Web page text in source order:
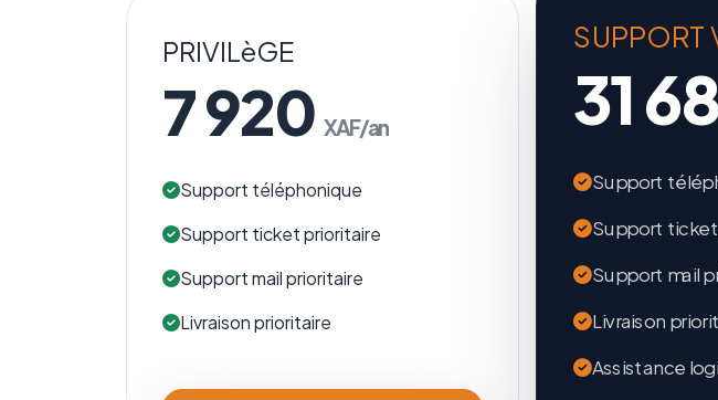
PRIVILèGE
7 920 XAF/an
Support téléphonique
Support ticket prioritaire
Support mail prioritaire
Livraison prioritaire
SUPPORT
31
Support
Support
Support mail
Livraison
Assistance